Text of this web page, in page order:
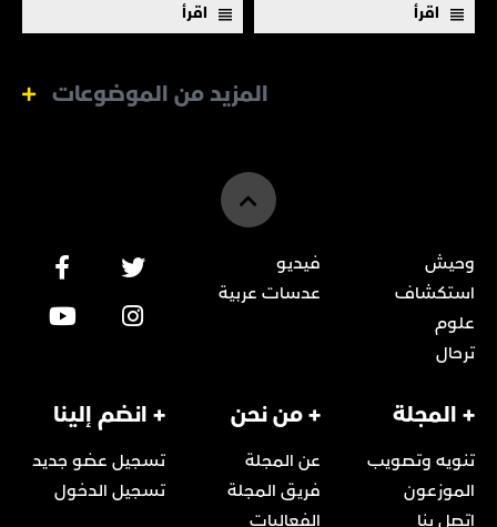
اقرأ اقرأ
المزيد من الموضوعات
وحيش
استكشاف
علوم
ترحال
فيديو
عدسات عربية
+ المجلة
تنويه وتصويب
الموزعون
اتصل بنا
+ من نحن
عن المجلة
فريق المجلة
الفعاليات
+ انضم إلينا
تسجيل عضو جديد
تسجيل الدخول